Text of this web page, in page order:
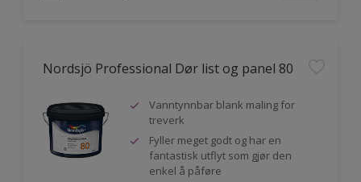
Nordsjö Professional Dør list og panel 80
Vanntynnbar blank maling for
treverk
Fyller meget godt og har en
fantastisk utflyt som gjør den
enkel å påføre